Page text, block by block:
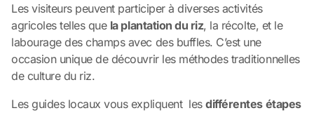
Les visiteurs peuvent participer à diverses activités
agricoles telles que la plantation du riz, la récolte, et le
labourage des champs avec des buffles. C’est une
occasion unique de découvrir les méthodes traditionnelles
de culture du riz.
Les guides locaux vous expliquent lesdifférentes étapes